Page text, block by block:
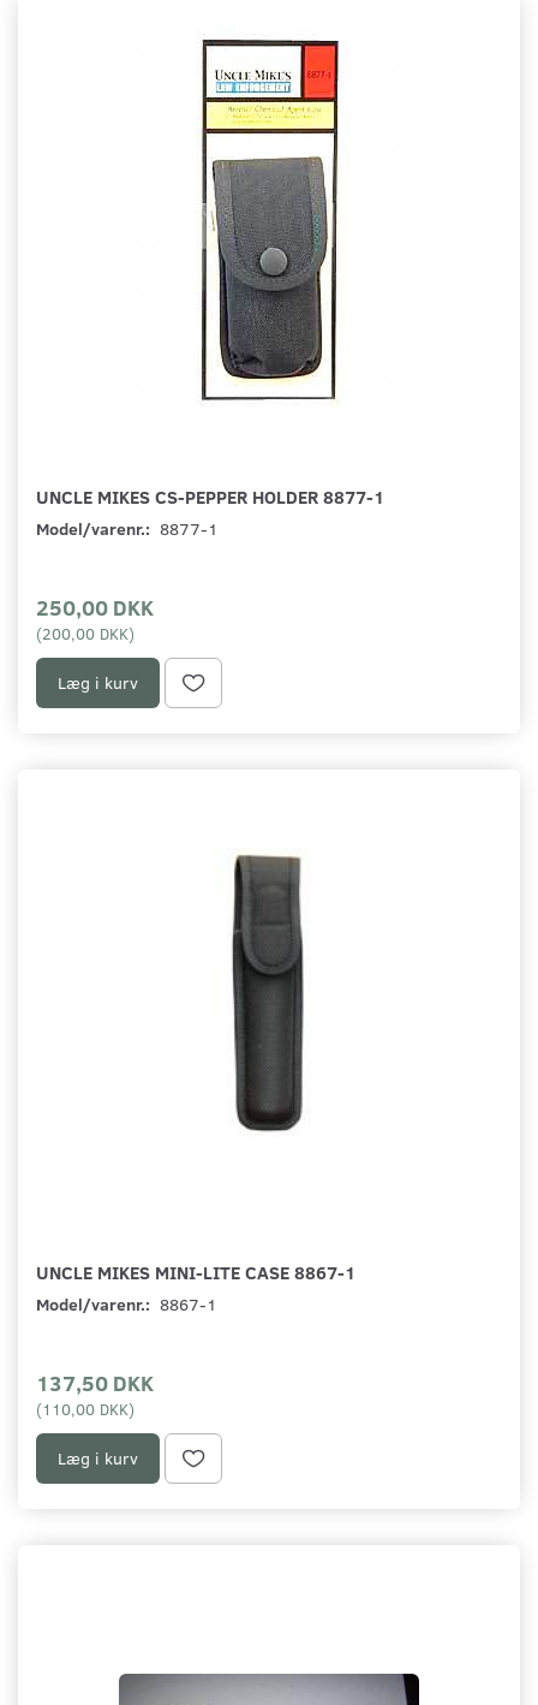
UNCLE MIKES CS-PEPPER HOLDER 8877-1
Model/varenr.: 8877-1
250,00 DKK
(200,00 DKK)
Læg i kurv
UNCLE MIKES MINI-LITE CASE 8867-1
Model/varenr.: 8867-1
137,50 DKK
(110,00 DKK)
Læg i kurv